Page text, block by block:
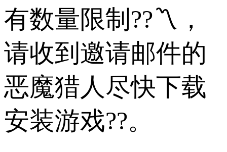
有数量限制??〽，
请收到邀请邮件的
恶魔猎人尽快下载
安装游戏??。